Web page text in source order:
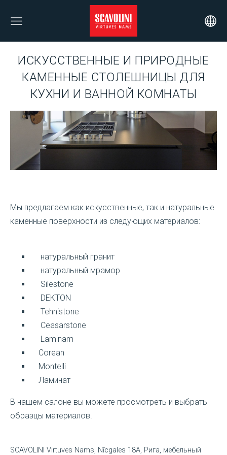
ИСКУССТВЕННЫЕ И ПРИРОДНЫЕ
КАМЕННЫЕ СТОЛЕШНИЦЫ ДЛЯ
КУХНИ И ВАННОЙ КОМНАТЫ
Мы предлагаем как искусственные, так и натуральные
каменные поверхности из следующих материалов:
натуральный гранит
натуральный мрамор
Silestone
DEKTON
Tehnistone
Ceasarstone
Laminam
Corean
Montelli
Ламинат
В нашем салоне вы можете просмотреть и выбрать
образцы материалов.
SCAVOLINI Virtuves Nams, Nīcgales 18A, Рига, мебельный